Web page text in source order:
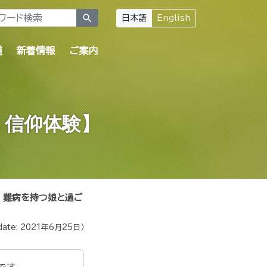
search 日本語 English
新着情報 ご案内
仰体験】
難病を持つ娘と過ご
2021年6月25日 ）